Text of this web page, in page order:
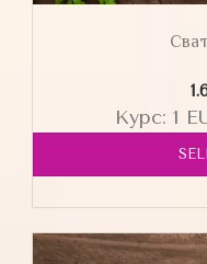
Курс: 1